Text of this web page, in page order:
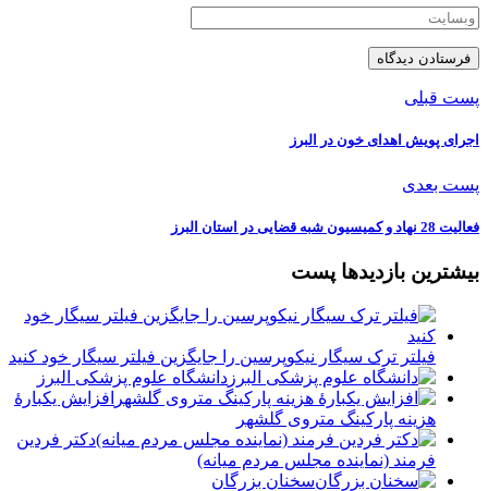
پست قبلی
اجرای پویش اهدای خون در البرز
پست بعدی
فعالیت 28 نهاد و کمیسیون شبه قضایی در استان البرز
بیشترین بازدیدها پست
فیلتر ترک سیگار نیکوپرسین را جایگزین فیلتر سیگار خود کنید
دانشگاه علوم پزشکی البرز
افزایش یکبارۀ
هزینه پارکینگ متروی گلشهر
دكتر فردين
فرمند (نماينده مجلس مردم میانه)
سخنان بزرگان